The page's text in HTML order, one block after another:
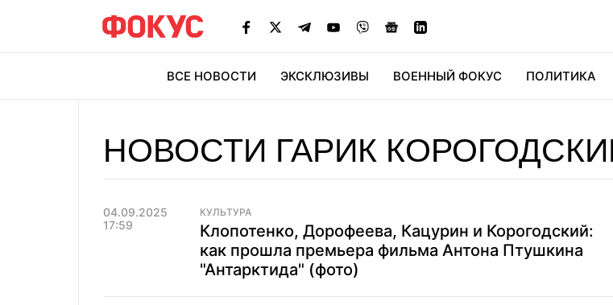
ВСЕ НОВОСТИ ЭКСКЛЮЗИВЫ ВОЕННЫЙ ФОКУС ПОЛИТИКА
НОВОСТИ ГАРИК
04.09.2025
17:59
КУЛЬТУРА
Клопотенко, Дорофеева, Кацурин и Корогодский:
как прошла премьера фильма Антона Птушкина
"Антарктида" (фото)